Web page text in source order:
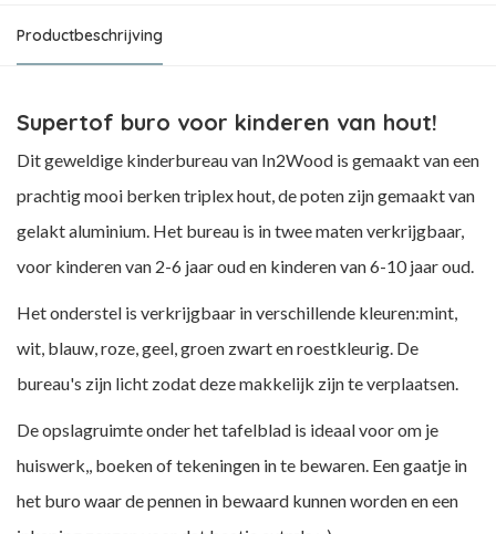
Productbeschrijving
Supertof buro voor kinderen van hout!
Dit geweldige kinderbureau van In2Wood is gemaakt van een
prachtig mooi berken triplex hout, de poten zijn gemaakt van
gelakt aluminium. Het bureau is in twee maten verkrijgbaar,
voor kinderen van 2-6 jaar oud en kinderen van 6-10 jaar oud.
Het onderstel is verkrijgbaar in verschillende kleuren:mint,
wit, blauw, roze, geel, groen zwart en roestkleurig. De
bureau's zijn licht zodat deze makkelijk zijn te verplaatsen.
De opslagruimte onder het tafelblad is ideaal voor om je
huiswerk,, boeken of tekeningen in te bewaren. Een gaatje in
het buro waar de pennen in bewaard kunnen worden en een